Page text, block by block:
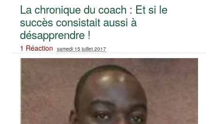
La chronique du coach : Et si le
succès consistait aussi à
désapprendre !
1 Réaction samedi 15 juillet 2017